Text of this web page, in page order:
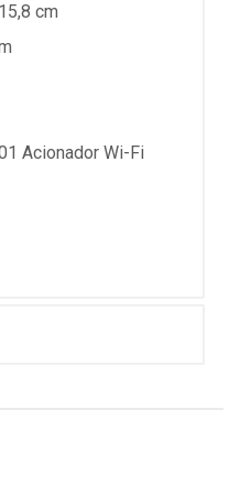
cm
Acionador Wi-Fi